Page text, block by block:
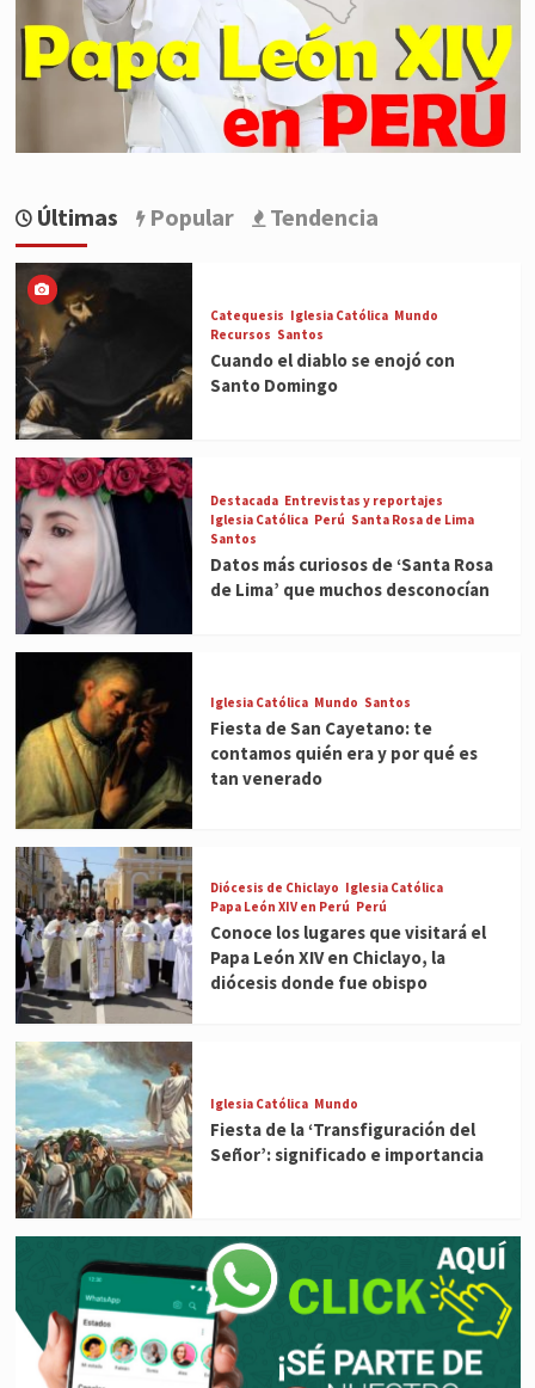
Últimas Popular Tendencia
Catequesis Iglesia Católica Mundo
Recursos Santos
Cuando el diablo se enojó con
Santo Domingo
Destacada Entrevistas y reportajes
Iglesia Católica Perú Santa Rosa de Lima
Santos
Datos más curiosos de ‘Santa Rosa
de Lima’ que muchos desconocían
Iglesia Católica Mundo Santos
Fiesta de San Cayetano: te
contamos quién era y por qué es
tan venerado
Diócesis de Chiclayo Iglesia Católica
Papa León XIV en Perú Perú
Conoce los lugares que visitará el
Papa León XIV en Chiclayo, la
diócesis donde fue obispo
Iglesia Católica Mundo
Fiesta de la ‘Transfiguración del
Señor’: significado e importancia